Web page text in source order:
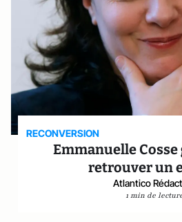
RECONVERSION
Emmanuelle
retrouver un
Atlantico
1 min de